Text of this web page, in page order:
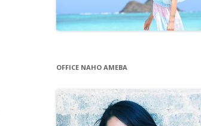
OFFICE NAHO AMEBA